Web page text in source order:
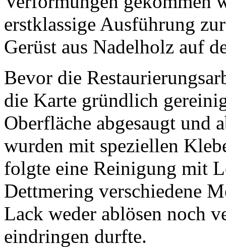
erstklassige Ausführung
Gerüst aus Nadelholz auf
Bevor die
die Karte gründlich
Oberfläche abgesaugt und
wurden mit speziellen
folgte eine Reinigung mit
Dettmering verschiedene
Lack weder ablösen noch
eindringen durfte.